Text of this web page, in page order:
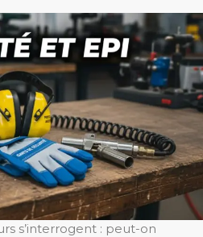
s’interrogent : peut-on